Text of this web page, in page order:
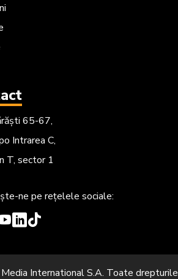
65-67,
Intrarea C,
T, sector 1
ne pe rețelele sociale:
International S.A. Toate drepturile